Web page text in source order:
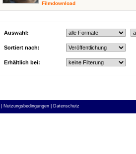
Filmdownload
Auswahl:
Sortiert nach:
Erhältlich bei:
Nutzungsbedingungen | Datenschutz